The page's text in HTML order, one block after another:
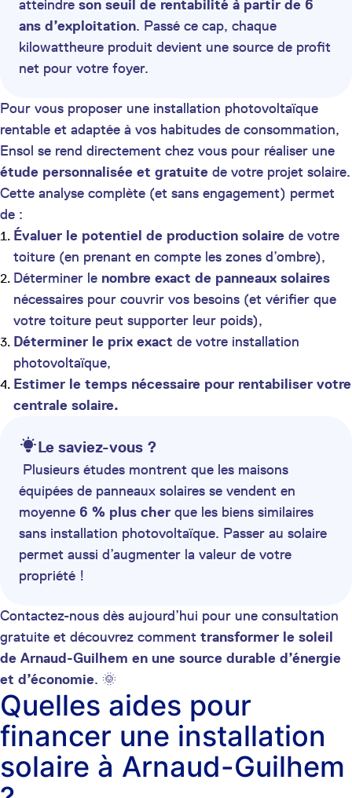
atteindre son seuil de rentabilité à partir de 6
ans d’exploitation. Passé ce cap, chaque
kilowattheure produit devient une source de profit
net pour votre foyer.
Pour vous proposer une installation photovoltaïque
rentable et adaptée à vos habitudes de consommation,
Ensol se rend directement chez vous pour réaliser une
étude personnalisée et gratuite de votre projet solaire.
Cette analyse complète (et sans engagement) permet
de :
Évaluer le potentiel de production solaire de votre
toiture (en prenant en compte les zones d’ombre),
Déterminer le nombre exact de panneaux solaires
nécessaires pour couvrir vos besoins (et vérifier que
votre toiture peut supporter leur poids),
Déterminer le prix exact de votre installation
photovoltaïque,
Estimer le temps nécessaire pour rentabiliser votre
centrale solaire.
Le saviez-vous ?
Plusieurs études montrent que les maisons
équipées de panneaux solaires se vendent en
moyenne 6 % plus cher que les biens similaires
sans installation photovoltaïque. Passer au solaire
permet aussi d’augmenter la valeur de votre
propriété !
Contactez-nous dès aujourd’hui pour une consultation
gratuite et découvrez comment transformer le soleil
de Arnaud-Guilhem en une source durable d’énergie
et d’économie. 🌞
Quelles aides pour
financer une installation
solaire à Arnaud-Guilhem